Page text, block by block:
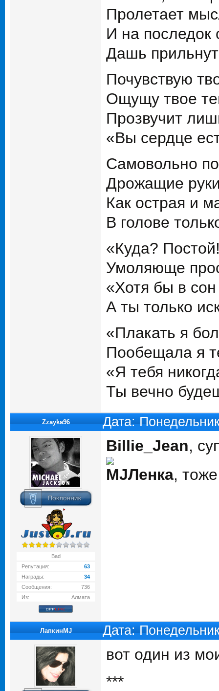
Пролетает
И на последок
Дашь
Почувствую
Ощущу твое
Прозвучит
«Вы сердце
Самовольно
Дрожащие
Как острая и
В голове
«Куда?
Умоляюще
«Хотя бы в
А ты только
«Плакать я
Пообещала я
«Я тебя
Ты вечно
Zzayka96 Дата:
Bad
Репутация:
63
Награды:
34
Сообщения:
736
Из:
Алмата
Billie_Jean,
MJЛенка,
ЛапкинMJ Дата:
вот один из
***